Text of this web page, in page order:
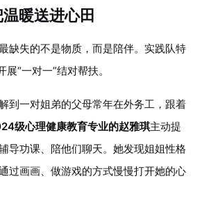
暖送进心田
缺失的不是物质，而是陪伴。实践队特
“一对一”结对帮扶。
到一对姐弟的父母常年在外务工，跟着
级心理健康教育专业的赵雅琪主动提
导功课、陪他们聊天。她发现姐姐性格
过画画、做游戏的方式慢慢打开她的心